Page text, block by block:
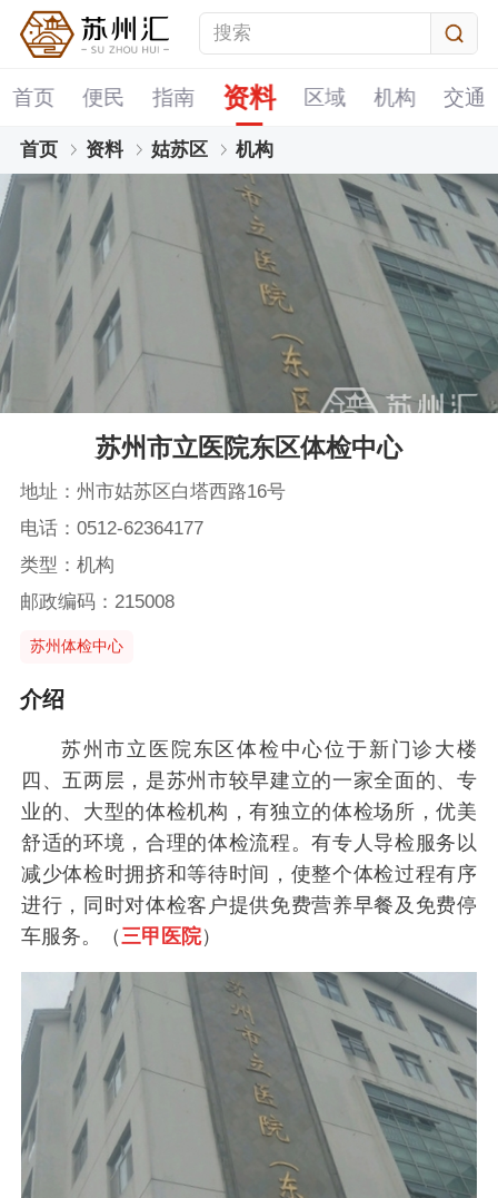
首页 便民 指南 资料 区域 机构 交通
首页 资料 姑苏区 机构
苏州市立医院东区体检中心
地址：州市姑苏区白塔西路16号
电话：0512-62364177
类型：机构
邮政编码：215008
苏州体检中心
介绍
苏州市立医院东区体检中心位于新门诊大楼
四、五两层，是苏州市较早建立的一家全面的、专
业的、大型的体检机构，有独立的体检场所，优美
舒适的环境，合理的体检流程。有专人导检服务以
减少体检时拥挤和等待时间，使整个体检过程有序
进行，同时对体检客户提供免费营养早餐及免费停
车服务。（三甲医院）